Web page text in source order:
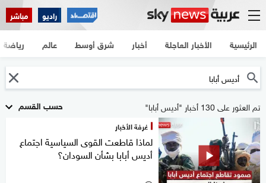
راديو مباشر
الرئيسية الأخبار العاجلة أخبار شرق أوسط عالم رياضة
حسب القسم تم العثور على 130 أخبار "أديس أبابا"
غرفة الأخبار
لماذا قاطعت القوى السياسية اجتماع
أديس أبابا بشأن السودان؟